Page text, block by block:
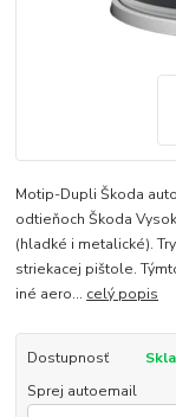
Motip-Dupli Škoda
odtieňoch Škoda
(hladké i metalické).
striekacej pištole.
iné aero... celý popis
Dostupnosť
Sprej autoemail